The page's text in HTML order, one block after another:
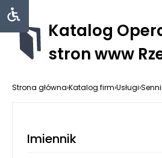
Katalog
stron www
Strona główna›Katalog firm›Usługi›
Imiennik